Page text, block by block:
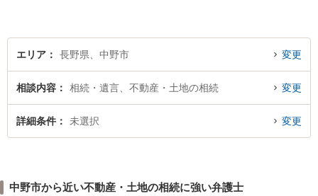
エリア 長野県、中野市 変更
相談内容 相続・遺言、不動産・土地の相続 変更
詳細条件 未選択 変更
中野市から近い不動産・土地の相続に強い弁護士